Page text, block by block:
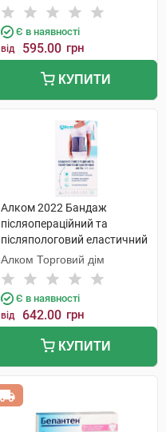
Є в наявності
від 595.00 грн
КУПИТИ
Алком 2022 Бандаж
післяопераційний та
післяпологовий еластичний
Євро розмір 5 1 шт
Алком Торговий дім
Є в наявності
від 642.00 грн
КУПИТИ